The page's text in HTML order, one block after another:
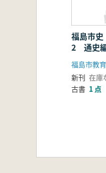
福島市
2 通史
福島市教
新刊 在庫
古書 1 点